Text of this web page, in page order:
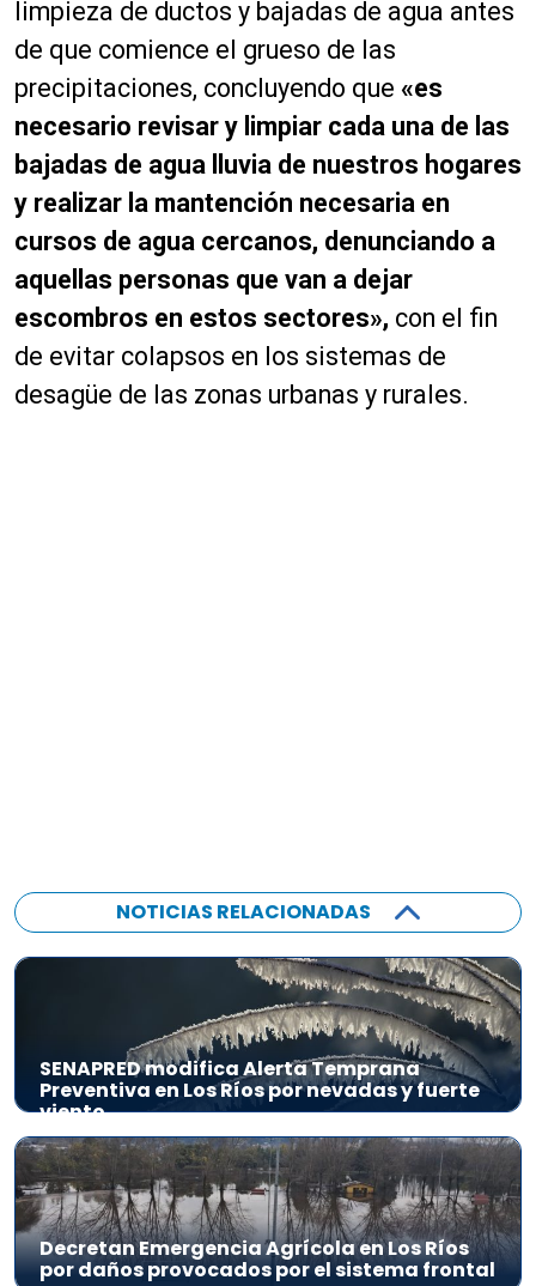
limpieza de ductos y bajadas de agua antes
de que comience el grueso de las
precipitaciones, concluyendo que «es
necesario revisar y limpiar cada una de las
bajadas de agua lluvia de nuestros hogares
y realizar la mantención necesaria en
cursos de agua cercanos, denunciando a
aquellas personas que van a dejar
escombros en estos sectores», con el fin
de evitar colapsos en los sistemas de
desagüe de las zonas urbanas y rurales.
NOTICIAS RELACIONADAS
SENAPRED modifica Alerta Temprana
Preventiva en Los Ríos por nevadas y fuerte
viento
Decretan Emergencia Agrícola en Los Ríos
por daños provocados por el sistema frontal